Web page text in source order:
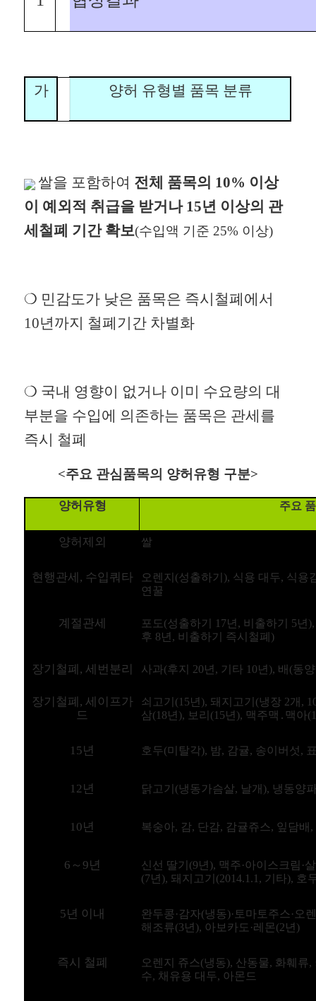
가 양허 유형별 품목 분류
쌀을 포함하여 전체 품목의 10% 이상
이 예외적 취급을 받거나 15년 이상의 관
세철폐 기간 확보(수입액 기준 25% 이상)
❍ 민감도가 낮은 품목은 즉시철폐에서
10년까지 철폐기간 차별화
❍ 국내 영향이 없거나 이미 수요량의 대
부분을 수입에 의존하는 품목은 관세를
즉시 철폐
<주요 관심품목의 양허유형 구분>
양허유형 주요
양허제외 쌀
현행관세, 수입쿼타
오렌지(성출하기), 식용 대두, 식용
연꿀
계절관세 포 도(성출하기 17년, 비출하기 5년
후 8년, 비출하기 즉시철폐)
장기철폐, 세번분리 사과(후지 20년, 기타 10년), 배(동
장기철폐, 세이프가
드
쇠고기(15년), 돼지고기(냉장 2개,
삼(18년), 보리(15년), 맥주맥․맥아
15년 호두(미탈각), 밤, 감귤, 송이버섯,
12년 닭고기(냉동가슴살, 날개), 냉동양
10년 복숭아, 감, 단감, 감귤쥬스, 잎담배,
6～9년 신선 딸기(9년), 맥주·아이스크림·
(7년), 돼 지고기(2014.1.1, 기타), 호
5년 이내
완두콩·감자(냉동)·토마토주스·오
해조류(3년), 아보카도·레몬(2년)
즉시 철폐 오렌지 쥬스(냉동), 산동물, 화훼류,
수, 채유용 대두, 아몬드